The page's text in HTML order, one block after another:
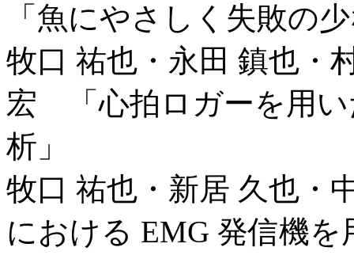
「魚にやさしく失敗の
牧口 祐也・永田 鎮也・
宏 「心拍ロガーを用い
析」
牧口 祐也・新居 久也
における EMG 発信機